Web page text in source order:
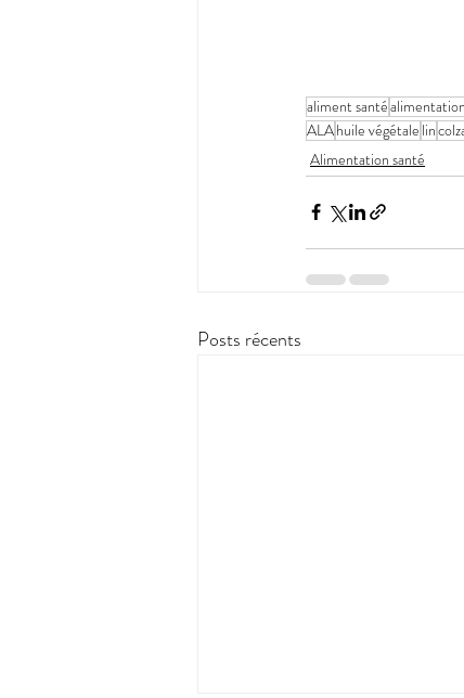
aliment santé
ALAhuile végétale lin
Alimentation santé
Posts récents